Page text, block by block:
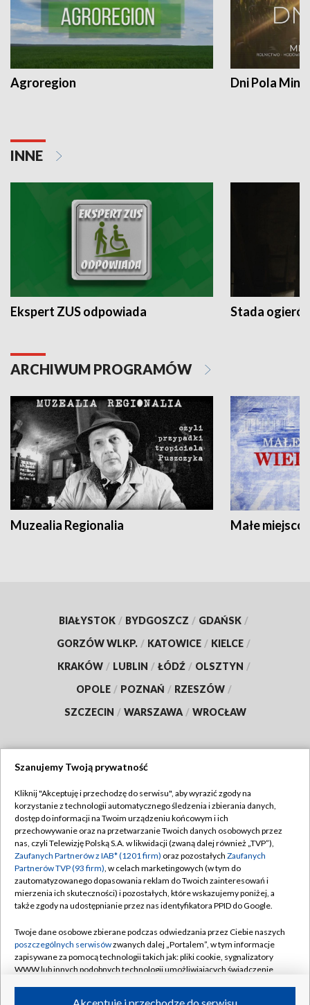
Agroregion Dni Pola
INNE
Ekspert ZUS odpowiada Stada
ARCHIWUM PROGRAMÓW
Muzealia Regionalia Małe
BIAŁYSTOK / BYDGOSZCZ / GDAŃSK /
GORZÓW WLKP. / KATOWICE / KIELCE /
KRAKÓW / LUBLIN / ŁÓDŹ / OLSZTYN /
OPOLE / POZNAŃ / RZESZÓW /
SZCZECIN / WARSZAWA / WROCŁAW
TVP
Abonament TVP
Emisja w TVP
Centrum informacji TVP
Naziemna Telewizja Cyfrowa
Rada Programowa
System NOS
Informacje o nadawcy
Regulamin TVP
Polityka prywatności
Moje zgody
Pomoc
Kontakt
Kanały
Szanujemy Twoją prywatność
Kliknij "Akceptuję i przechodzę do serwisu", aby wyrazić zgody na
korzystanie z technologii automatycznego śledzenia i zbierania danych,
dostęp do informacji na Twoim urządzeniu końcowym i ich
przechowywanie oraz na przetwarzanie Twoich danych osobowych przez
nas, czyli Telewizję Polską S.A. w likwidacji (zwaną dalej również „TVP”),
Zaufanych Partnerów z IAB* (1201 firm) oraz pozostałych Zaufanych
Partnerów TVP (93 firm), w celach marketingowych (w tym do
zautomatyzowanego dopasowania reklam do Twoich zainteresowań i
mierzenia ich skuteczności) i pozostałych, które wskazujemy poniżej, a
także zgody na udostępnianie przez nas identyfikatora PPID do Google.
Twoje dane osobowe zbierane podczas odwiedzania przez Ciebie naszych
poszczególnych serwisówzwanych dalej „Portalem”, w tym informacje
zapisywane za pomocą technologii takich jak: pliki cookie, sygnalizatory
WWW lub innych podobnych technologii umożliwiających świadczenie